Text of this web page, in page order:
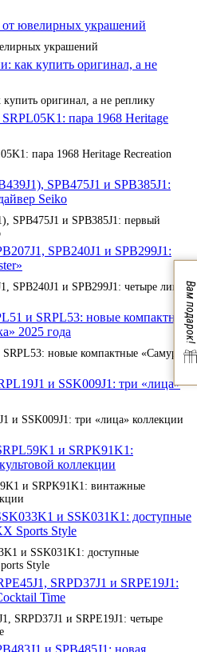
украшений
оригинал, а не реплику
пара 1968 Heritage Recreation
SPB475J1 и SPB385J1: первый
SPB240J1 и SPB299J1: четыре лица
новые компактные «Самураи»
и SSK009J1: три «лица» коллекции
и SRPK91K1: винтажные
и SSK031K1: доступные
Style
SRPD37J1 и SRPE19J1: четыре
Вам подарок!